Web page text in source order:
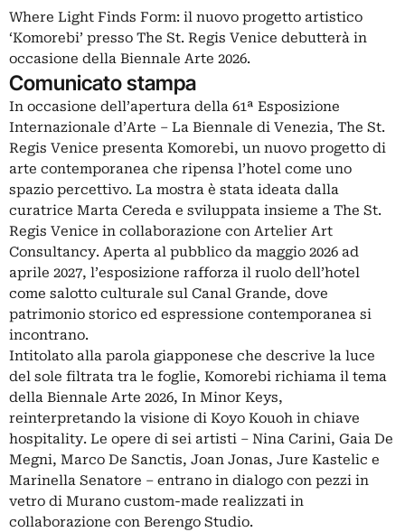
Where Light Finds Form: il nuovo progetto artistico
‘Komorebi’ presso The St. Regis Venice debutterà in
occasione della Biennale Arte 2026.
Comunicato stampa
In occasione dell’apertura della 61ª Esposizione
Internazionale d’Arte – La Biennale di Venezia, The St.
Regis Venice presenta Komorebi, un nuovo progetto di
arte contemporanea che ripensa l’hotel come uno
spazio percettivo. La mostra è stata ideata dalla
curatrice Marta Cereda e sviluppata insieme a The St.
Regis Venice in collaborazione con Artelier Art
Consultancy. Aperta al pubblico da maggio 2026 ad
aprile 2027, l’esposizione rafforza il ruolo dell’hotel
come salotto culturale sul Canal Grande, dove
patrimonio storico ed espressione contemporanea si
incontrano.
Intitolato alla parola giapponese che descrive la luce
del sole filtrata tra le foglie, Komorebi richiama il tema
della Biennale Arte 2026, In Minor Keys,
reinterpretando la visione di Koyo Kouoh in chiave
hospitality. Le opere di sei artisti – Nina Carini, Gaia De
Megni, Marco De Sanctis, Joan Jonas, Jure Kastelic e
Marinella Senatore – entrano in dialogo con pezzi in
vetro di Murano custom-made realizzati in
collaborazione con Berengo Studio.